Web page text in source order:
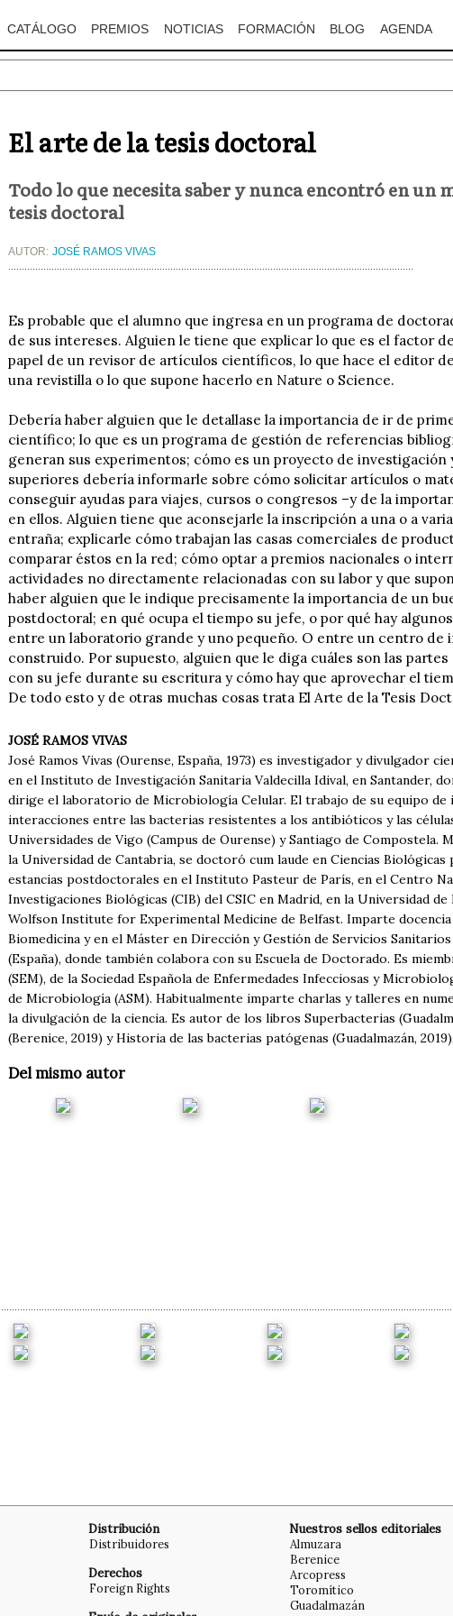
CATÁLOGO PREMIOS NOTICIAS FORMACIÓN BLOG AGENDA
El arte de la tesis doctoral
Todo lo que necesita saber y nunca encontró en un
tesis doctoral
AUTOR: JOSÉ RAMOS VIVAS
Es probable que el alumno que ingresa en un programa de
de sus intereses. Alguien le tiene que explicar lo que es el factor
papel de un revisor de artículos científicos, lo que hace el editor
una revistilla o lo que supone hacerlo en Nature o Science.
Debería haber alguien que le detallase la importancia de ir de
científico; lo que es un programa de gestión de referencias
generan sus experimentos; cómo es un proyecto de investigación
superiores debería informarle sobre cómo solicitar artículos o
conseguir ayudas para viajes, cursos o congresos –y de la
en ellos. Alguien tiene que aconsejarle la inscripción a una o a
entraña; explicarle cómo trabajan las casas comerciales de
comparar éstos en la red; cómo optar a premios nacionales o
actividades no directamente relacionadas con su labor y que
haber alguien que le indique precisamente la importancia de un
postdoctoral; en qué ocupa el tiempo su jefe, o por qué hay
entre un laboratorio grande y uno pequeño. O entre un centro de
construido. Por supuesto, alguien que le diga cuáles son las
con su jefe durante su escritura y cómo hay que aprovechar el
De todo esto y de otras muchas cosas trata El Arte de la Tesis
JOSÉ RAMOS VIVAS
José Ramos Vivas (Ourense, España, 1973) es investigador y divulgador
en el Instituto de Investigación Sanitaria Valdecilla Idival, en Santander,
dirige el laboratorio de Microbiología Celular. El trabajo de su equipo de
interacciones entre las bacterias resistentes a los antibióticos y las
Universidades de Vigo (Campus de Ourense) y Santiago de
la Universidad de Cantabria, se doctoró cum laude en Ciencias
estancias postdoctorales en el Instituto Pasteur de París, en el Centro
Investigaciones Biológicas (CIB) del CSIC en Madrid, en la Universidad
Wolfson Institute for Experimental Medicine de Belfast. Imparte
Biomedicina y en el Máster en Dirección y Gestión de Servicios
(España), donde también colabora con su Escuela de Doctorado. Es
(SEM), de la Sociedad Española de Enfermedades Infecciosas y
de Microbiología (ASM). Habitualmente imparte charlas y talleres en
la divulgación de la ciencia. Es autor de los libros Superbacterias
(Berenice, 2019) y Historia de las bacterias patógenas (Guadalmazán, 2019).
Del mismo autor
Distribución
Distribuidores
Derechos
Foreign Rights
Nuestros sellos editoriales
Almuzara
Berenice
Arcopress
Toromítico
Guadalmazán